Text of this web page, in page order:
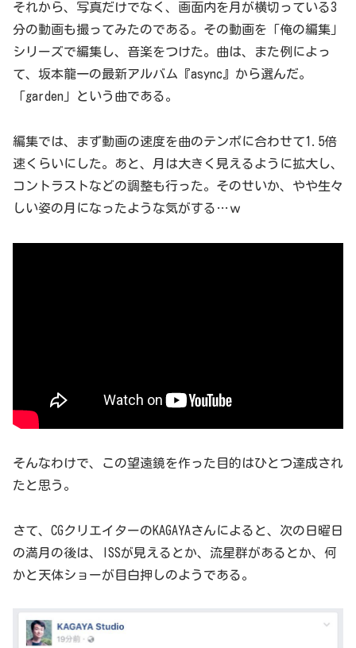
それから、写真だけでなく、画面内を月が横切っている3
分の動画も撮ってみたのである。その動画を「俺の編集」
シリーズで編集し、音楽をつけた。曲は、また例によっ
て、坂本龍一の最新アルバム『async』から選んだ。
「garden」という曲である。
編集では、まず動画の速度を曲のテンポに合わせて1.5倍
速くらいにした。あと、月は大きく見えるように拡大し、
コントラストなどの調整も行った。そのせいか、やや生々
しい姿の月になったような気がする…ｗ
そんなわけで、この望遠鏡を作った目的はひとつ達成され
たと思う。
さて、CGクリエイターのKAGAYAさんによると、次の日曜日
の満月の後は、ISSが見えるとか、流星群があるとか、何
かと天体ショーが目白押しのようである。